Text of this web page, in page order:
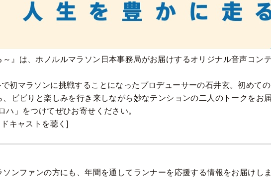
』は、ホノルルマラソン日本事務局がお届けするオリジナル音声コ
初マラソンに挑戦することになったプロデューサーの石井玄。初めて
ビビりと楽しみを行き来しながら妙なテンションの二人のトークをお
」をつけてぜひお寄せください。
キャストを聴く]
ンファンの方にも、年間を通してランナーを応援する情報をお届けし